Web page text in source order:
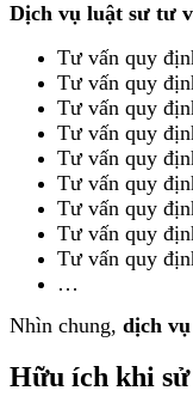
Dịch vụ luật sư tư
Tư vấn quy
Tư vấn quy
Tư vấn quy
Tư vấn quy
Tư vấn quy
Tư vấn quy
Tư vấn quy
Tư vấn quy
Tư vấn quy
…
Nhìn chung, dịch
Hữu ích khi